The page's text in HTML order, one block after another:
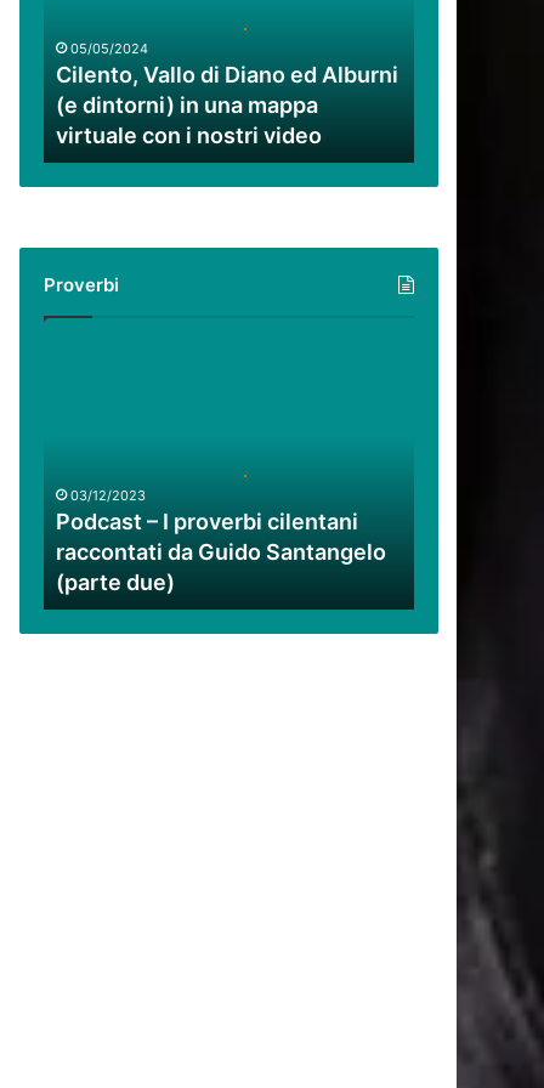
(e
dintorni)
una
mappa
virtuale
video
05/05/2024
Cilento, Vallo di Diano ed Alburni
(e dintorni) in una mappa
virtuale con i nostri video
Proverbi
da
Guido
Santangelo
(parte
due)
03/12/2023
Podcast – I proverbi cilentani
raccontati da Guido Santangelo
(parte due)